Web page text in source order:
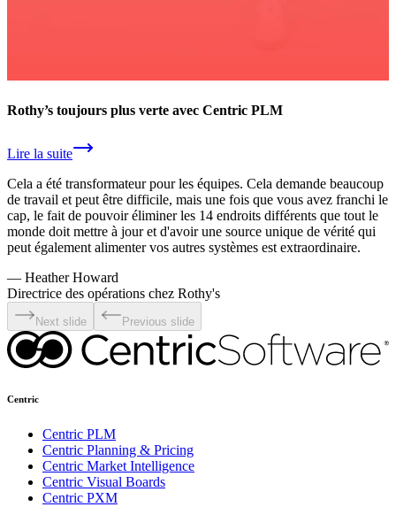
Rothy’s toujours plus verte avec Centric PLM
Lire la suite
Cela a été transformateur pour les équipes. Cela demande beaucoup
de travail et peut être difficile, mais une fois que vous avez franchi le
cap, le fait de pouvoir éliminer les 14 endroits différents que tout le
monde doit mettre à jour et d'avoir une source unique de vérité qui
peut également alimenter vos autres systèmes est extraordinaire.
— Heather Howard
Directrice des opérations chez Rothy's
Next slide Previous slide
Centric
Centric PLM
Centric Planning & Pricing
Centric Market Intelligence
Centric Visual Boards
Centric PXM